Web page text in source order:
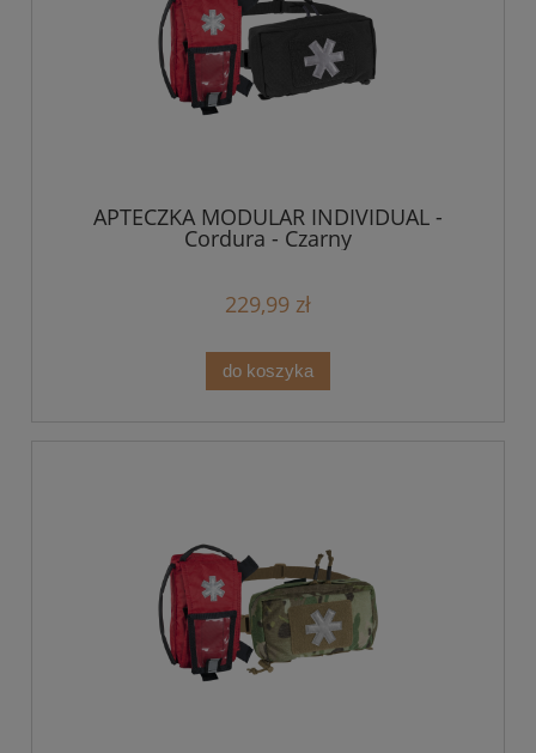
APTECZKA MODULAR INDIVIDUAL -
Cordura - Czarny
229,99 zł
do koszyka